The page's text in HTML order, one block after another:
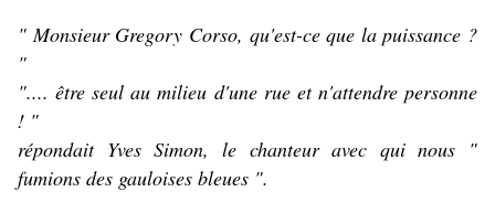
" Monsieur Gregory Corso, qu'est-ce que la puissance ?
"
".... être seul au milieu d'une rue et n'attendre personne
! "
répondait Yves Simon, le chanteur avec qui nous "
fumions des gauloises bleues ".